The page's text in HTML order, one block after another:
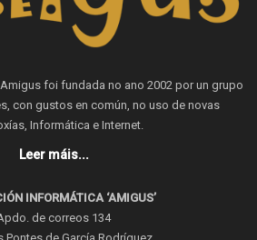
foi fundada no ano 2002 por un grupo
con gustos en común, no uso de novas
Informática e Internet.
Leer máis...
INFORMÁTICA ‘AMIGUS’
de correos 134